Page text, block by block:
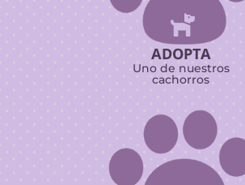

ADOPTA
Uno de nuestros
cachorros